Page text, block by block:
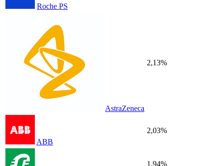
Roche PS
AstraZeneca
2,13%
ABB
2,03%
1,94%